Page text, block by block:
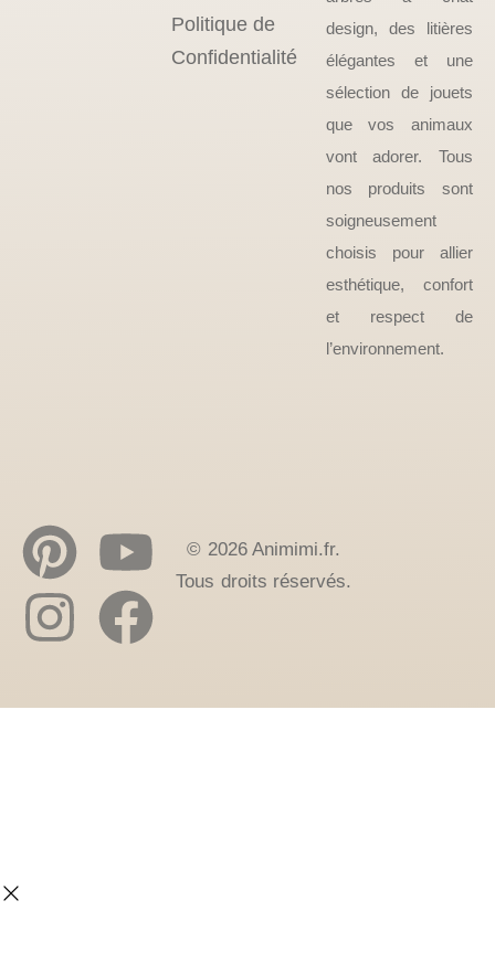
Politique de
Confidentialité
design, des litières
élégantes et une
sélection de jouets
que vos animaux
vont adorer. Tous
nos produits sont
soigneusement
choisis pour allier
esthétique, confort
et respect de
l’environnement.
© 2026 Animimi.fr.
Tous droits réservés.